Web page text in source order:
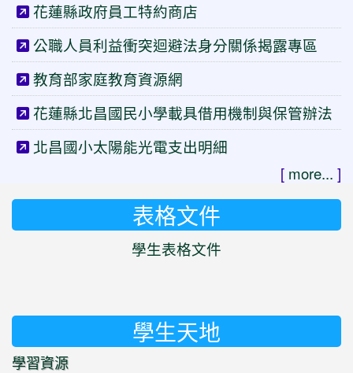
花蓮縣政府員工特約商店
公職人員利益衝突迴避法身分關係揭露專區
教育部家庭教育資源網
花蓮縣北昌國民小學載具借用機制與保管辦法
北昌國小太陽能光電支出明細
[ more... ]
表格文件
學生表格文件
學生天地
學習資源